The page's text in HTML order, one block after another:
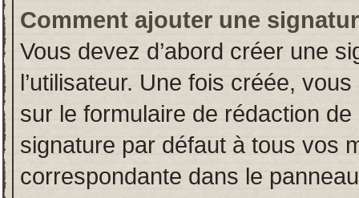
Comment ajouter une
Vous devez d’abord créer une
l’utilisateur. Une fois créée,
sur le formulaire de rédaction
signature par défaut à tous vos
correspondante dans le